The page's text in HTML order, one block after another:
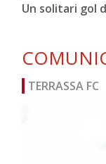
Un solitari gol
TERRASSA FC